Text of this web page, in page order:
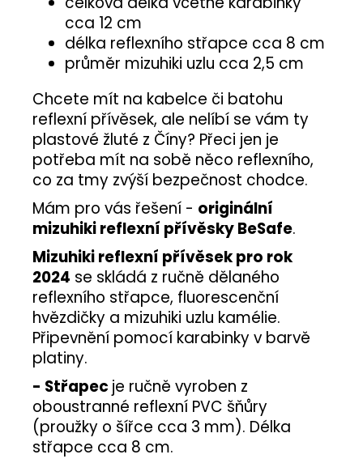
cca 12 cm
délka reflexního střapce cca 8 cm
průměr mizuhiki uzlu cca 2,5 cm
Chcete mít na kabelce či batohu
reflexní přívěsek, ale nelíbí se vám ty
plastové žluté z Číny? Přeci jen je
potřeba mít na sobě něco reflexního,
co za tmy zvýší bezpečnost chodce.
Mám pro vás řešení - originální
mizuhiki reflexní přívěsky BeSafe.
Mizuhiki reflexní přívěsek pro rok
2024 se skládá z ručně dělaného
reflexního střapce, fluorescenční
hvězdičky a mizuhiki uzlu kamélie.
Připevnění pomocí karabinky v barvě
platiny.
- Střapec je ručně vyroben z
oboustranné reflexní PVC šňůry
(proužky o šířce cca 3 mm). Délka
střapce cca 8 cm.